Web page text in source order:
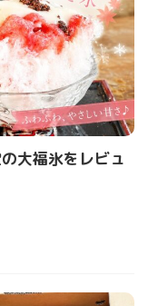
大福氷をレビュ